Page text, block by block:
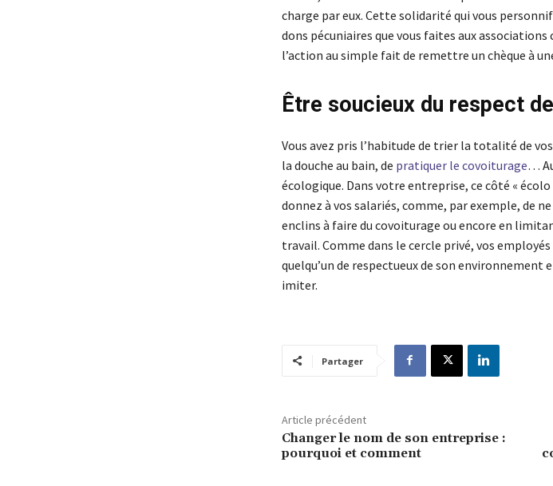
charge par eux. Cette solidarité qui vous
dons pécuniaires que vous faites aux
l’action au simple fait de remettre un chèque à
Être soucieux du respect
Vous avez pris l’habitude de trier la totalité de
la douche au bain, de pratiquer le covoiturage…
écologique. Dans votre entreprise, ce côté «
donnez à vos salariés, comme, par exemple, de
enclins à faire du covoiturage ou encore en
travail. Comme dans le cercle privé, vos
quelqu’un de respectueux de son environnement
imiter.
Partager
Article précédent
Changer le nom de son entreprise :
pourquoi et comment